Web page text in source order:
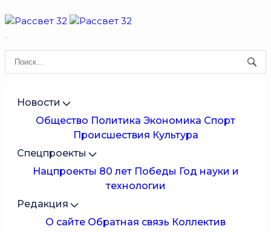
Новости
Общество Политика Экономика Спорт
Происшествия Культура
Спецпроекты
Нацпроекты 80 лет Победы Год науки и
технологии
Редакция
О сайте Обратная связь Коллектив